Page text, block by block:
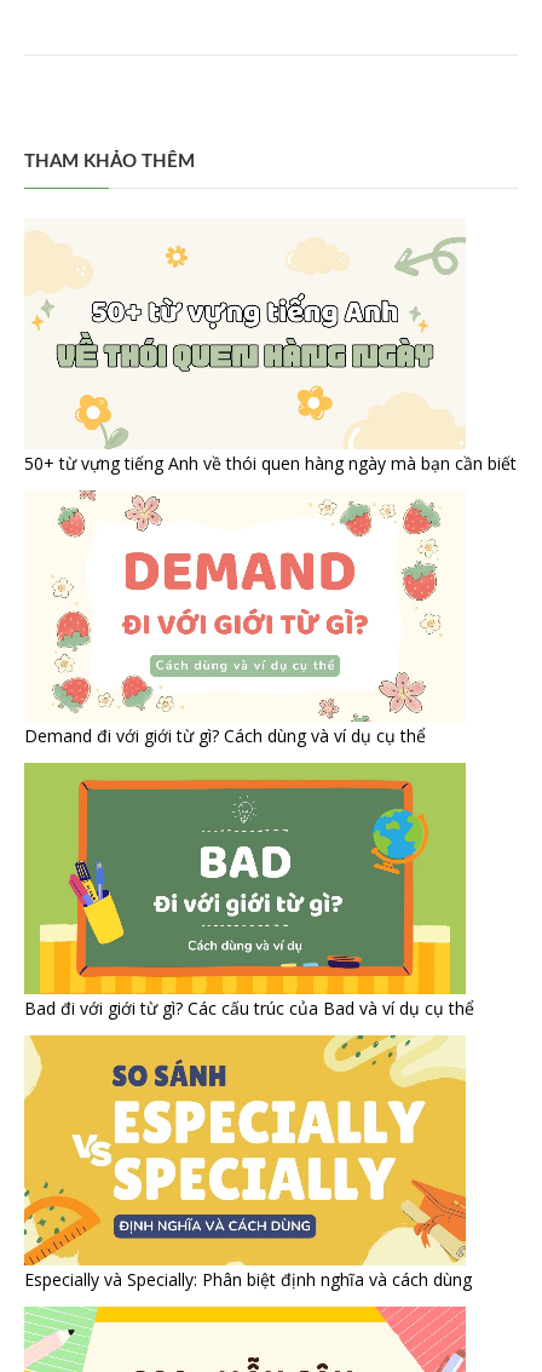
THAM KHẢO THÊM
50+ từ vựng tiếng Anh về thói quen hàng ngày mà bạn cần biết
Demand đi với giới từ gì? Cách dùng và ví dụ cụ thể
Bad đi với giới từ gì? Các cấu trúc của Bad và ví dụ cụ thể
Especially và Specially: Phân biệt định nghĩa và cách dùng